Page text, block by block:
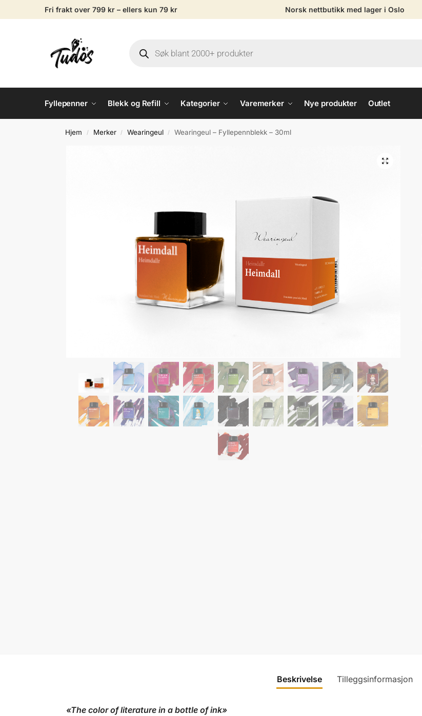
Fri frakt over 799 kr – ellers kun 79 kr Norsk nettbutikk med lager i Oslo
Fyllepenner Blekk og Refill Kategorier Varemerker Nye produkter Outlet
Hjem / Merker / Wearingeul / Wearingeul – Fyllepennblekk – 30ml
Beskrivelse Tilleggsinformasjon
«The color of literature in a bottle of ink»